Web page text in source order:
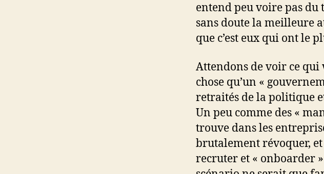
entend peu voire pas du
sans doute la meilleure
que c’est eux qui ont le
Attendons de voir ce
chose qu’un «
retraités de la politique
Un peu comme des «
trouve dans les
brutalement révoquer,
recruter et « onboarder